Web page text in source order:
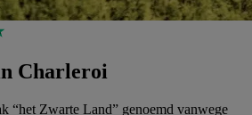
Charleroi
“het Zwarte Land” genoemd vanwege